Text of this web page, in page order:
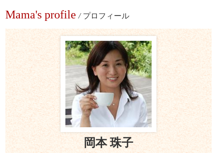
Mama's profile / プロフィール
岡本 珠子